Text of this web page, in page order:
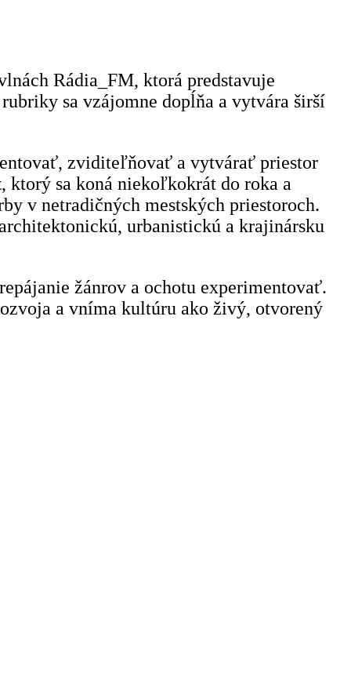
Rádia_FM, ktorá predstavuje
sa vzájomne dopĺňa a vytvára širší
zviditeľňovať a vytvárať priestor
, ktorý sa koná niekoľkokrát do roka a
v netradičných mestských priestoroch.
urbanistickú a krajinársku
žánrov a ochotu experimentovať.
a vníma kultúru ako živý, otvorený